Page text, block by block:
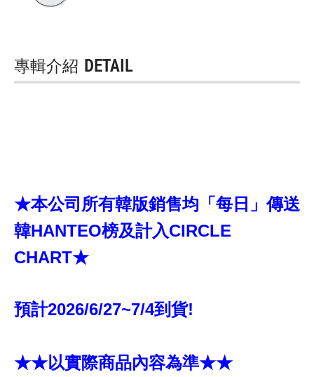
專輯介紹 DETAIL
★本公司所有韓版銷售均「每日」傳送
韓HANTEO榜及計入CIRCLE
CHART★
預計2026/6/27~7/4到貨!
★★以實際商品內容為準★★